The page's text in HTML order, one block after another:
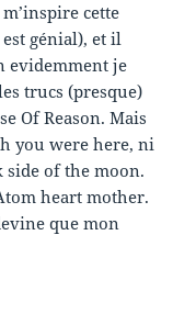
cette
génial), et il
evidemment je
trucs (presque)
Of Reason. Mais
you were here, ni
of the moon.
heart mother.
que mon